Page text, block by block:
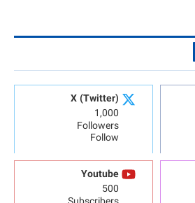
X (Twitter)
1,000
Followers
Follow
Youtube
500